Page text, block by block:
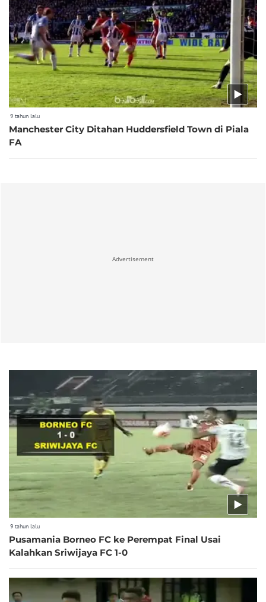
9 tahun lalu
Manchester City Ditahan Huddersfield Town di Piala
FA
Advertisement
9 tahun lalu
Pusamania Borneo FC ke Perempat Final Usai
Kalahkan Sriwijaya FC 1-0